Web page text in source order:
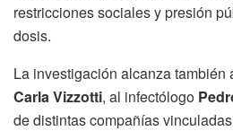
restricciones sociales y presión
dosis.
La investigación alcanza también
Carla Vizzotti, al infectólogo
de distintas compañías